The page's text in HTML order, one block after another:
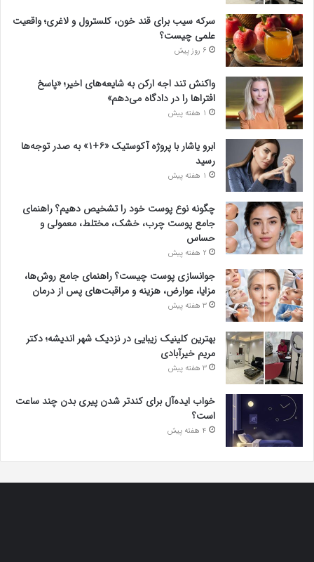
سرکه سیب برای قند خون، کلسترول و لاغری؛ واقعیت
علمی چیست؟
6 روز پیش
واکنش تند اجه ارکن به شایعه‌های اخیر؛ «پاسخ
افتراها را در دادگاه می‌دهم»
1 هفته پیش
ابرو یاشار با پروژه آکوستیک «۶+۱» به صدر توجه‌ها
رسید
1 هفته پیش
چگونه نوع پوست خود را تشخیص دهیم؟ راهنمای
جامع پوست چرب، خشک، مختلط، معمولی و
حساس
2 هفته پیش
جوانسازی پوست چیست؟ راهنمای جامع روش‌ها،
مزایا، عوارض، هزینه و مراقبت‌های پس از درمان
3 هفته پیش
بهترین کلینیک زیبایی در نزدیک شهر اندیشه؛ دکتر
مریم خیرآبادی
3 هفته پیش
خواب ایده‌آل برای کندتر شدن پیری بدن چند ساعت
است؟
4 هفته پیش